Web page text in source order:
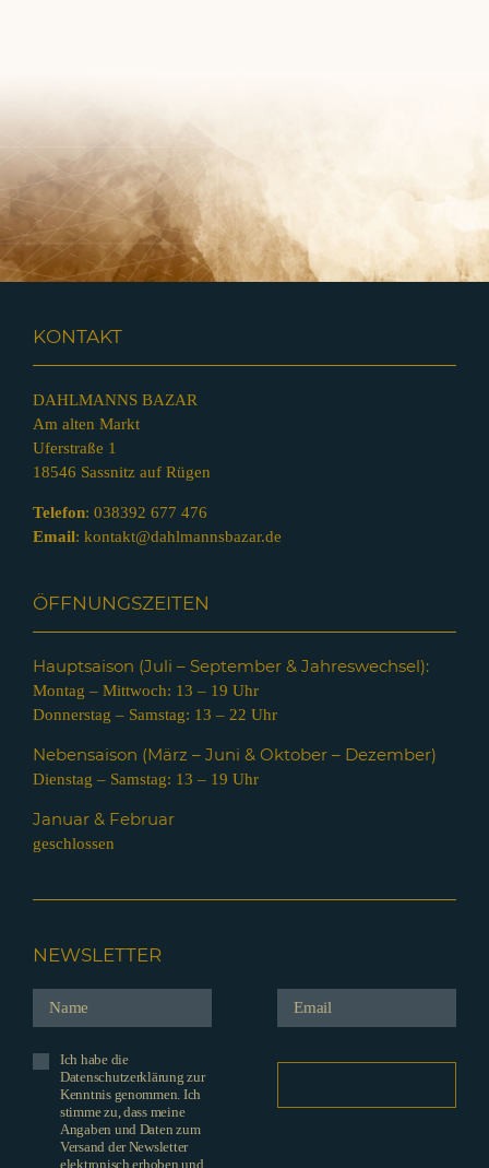
KONTAKT
DAHLMANNS BAZAR
Am alten Markt
Uferstraße 1
18546 Sassnitz auf Rügen
Telefon: 038392 677 476
Email: kontakt@dahlmannsbazar.de
ÖFFNUNGSZEITEN
Hauptsaison (Juli – September & Jahreswechsel):
Montag – Mittwoch: 13 – 19 Uhr
Donnerstag – Samstag: 13 – 22 Uhr
Nebensaison (März – Juni & Oktober – Dezember)
Dienstag – Samstag: 13 – 19 Uhr
Januar & Februar
geschlossen
NEWSLETTER
Ich habe die
Datenschutzerklärung zur
Kenntnis genommen. Ich
stimme zu, dass meine
Angaben und Daten zum
Versand der Newsletter
elektronisch erhoben und